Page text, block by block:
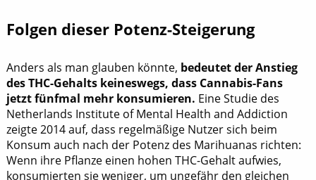
Folgen dieser Potenz-Steigerung
Anders als man glauben könnte, bedeutet der Anstieg
des THC-Gehalts keineswegs, dass Cannabis-Fans
jetzt fünfmal mehr konsumieren. Eine Studie des
Netherlands Institute of Mental Health and Addiction
zeigte 2014 auf, dass regelmäßige Nutzer sich beim
Konsum auch nach der Potenz des Marihuanas richten:
Wenn ihre Pflanze einen hohen THC-Gehalt aufwies,
konsumierten sie weniger, um ungefähr den gleichen